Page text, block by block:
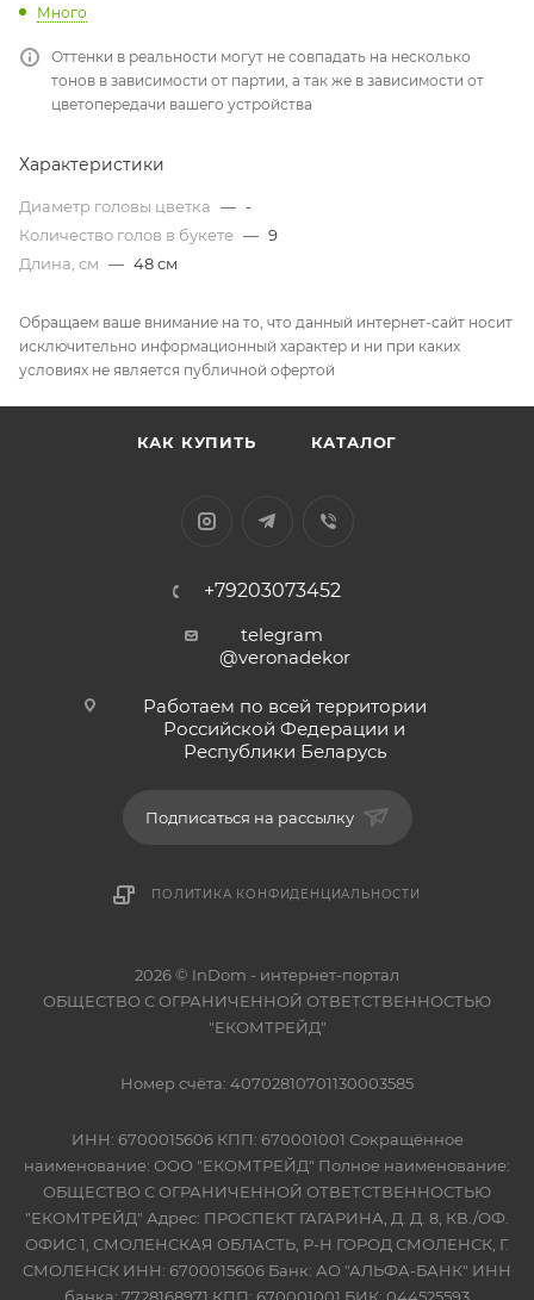
Много
Оттенки в реальности могут не совпадать на несколько
тонов в зависимости от партии, а так же в зависимости от
цветопередачи вашего устройства
Характеристики
Диаметр головы цветка — -
Количество голов в букете — 9
Длина, см — 48 см
Обращаем ваше внимание на то, что данный интернет-сайт носит
исключительно информационный характер и ни при каких
условиях не является публичной офертой
КАК КУПИТЬ КАТАЛОГ
+79203073452
telegram
@veronadekor
Работаем по всей территории
Российской Федерации и
Республики Беларусь
Подписаться на рассылку
ПОЛИТИКА КОНФИДЕНЦИАЛЬНОСТИ
2026 © InDom - интернет-портал
ОБЩЕСТВО С ОГРАНИЧЕННОЙ ОТВЕТСТВЕННОСТЬЮ
"ЕКОМТРЕЙД"
Номер счёта: 40702810701130003585
ИНН: 6700015606 КПП: 670001001 Сокращённое
наименование: ООО "ЕКОМТРЕЙД" Полное наименование:
ОБЩЕСТВО С ОГРАНИЧЕННОЙ ОТВЕТСТВЕННОСТЬЮ
"ЕКОМТРЕЙД" Адрес: ПРОСПЕКТ ГАГАРИНА, Д. Д. 8, КВ./ОФ.
ОФИС 1, СМОЛЕНСКАЯ ОБЛАСТЬ, Р-Н ГОРОД СМОЛЕНСК, Г.
СМОЛЕНСК ИНН: 6700015606 Банк: АО "АЛЬФА-БАНК" ИНН
банка: 7728168971 КПП: 670001001 БИК: 044525593